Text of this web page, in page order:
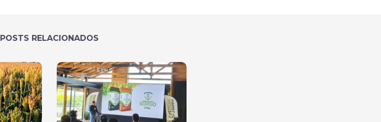
POSTS RELACIONADOS